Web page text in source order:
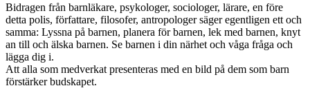
Bidragen från barnläkare, psykologer, sociologer, lärare, en före
detta polis, författare, filosofer, antropologer säger egentligen ett och
samma: Lyssna på barnen, planera för barnen, lek med barnen, knyt
an till och älska barnen. Se barnen i din närhet och våga fråga och
lägga dig i.
Att alla som medverkat presenteras med en bild på dem som barn
förstärker budskapet.